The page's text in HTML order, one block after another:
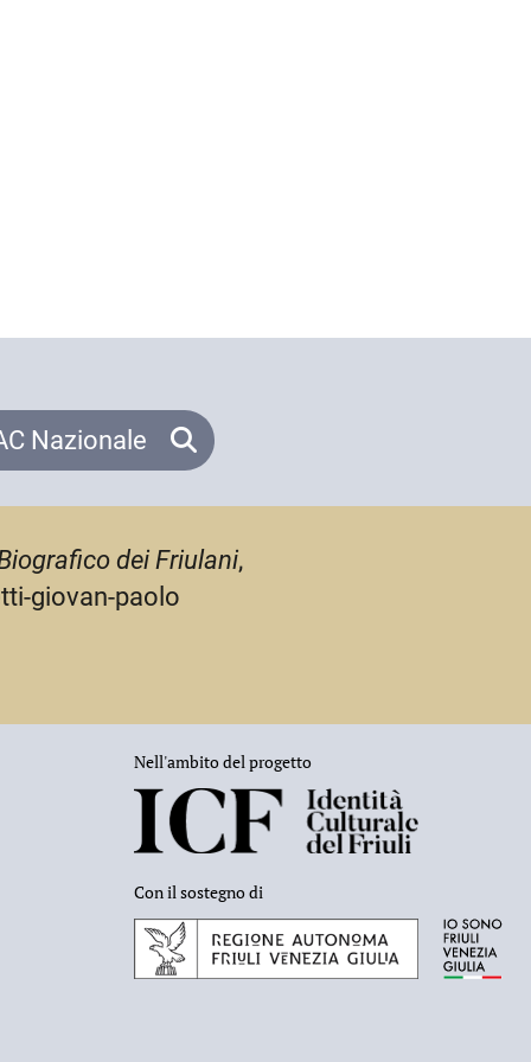
Nazionale
dei Friulani,
giovan-paolo
Nell'ambito del progetto
Con il sostegno di